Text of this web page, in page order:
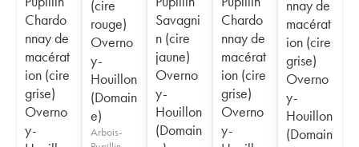
Chardo
nnay de
macérat
ion (cire
grise)
Overno
y-
(cire
rouge)
Overno
y-
Houillon
(Domain
e)
Arbois-
Savagni
n (cire
jaune)
Overno
y-
Houillon
(Domain
Chardo
nnay de
macérat
ion (cire
grise)
Overno
y-
nnay de
macérat
ion (cire
grise)
Overno
y-
Houillon
(Domain